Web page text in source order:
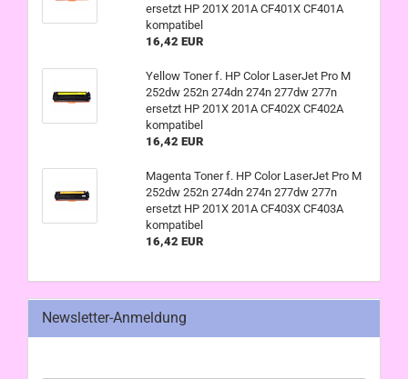
ersetzt HP 201X 201A CF401X CF401A
kompatibel
16,42 EUR
Yellow Toner f. HP Color LaserJet Pro M
252dw 252n 274dn 274n 277dw 277n
ersetzt HP 201X 201A CF402X CF402A
kompatibel
16,42 EUR
Magenta Toner f. HP Color LaserJet Pro M
252dw 252n 274dn 274n 277dw 277n
ersetzt HP 201X 201A CF403X CF403A
kompatibel
16,42 EUR
Newsletter-Anmeldung